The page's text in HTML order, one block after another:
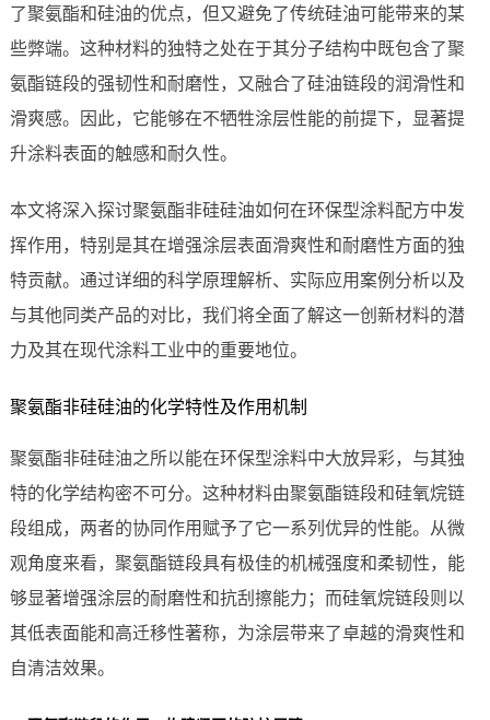
了聚氨酯和硅油的优点，但又避免了传统硅油可能带来的某
些弊端。这种材料的独特之处在于其分子结构中既包含了聚
氨酯链段的强韧性和耐磨性，又融合了硅油链段的润滑性和
滑爽感。因此，它能够在不牺牲涂层性能的前提下，显著提
升涂料表面的触感和耐久性。
本文将深入探讨聚氨酯非硅硅油如何在环保型涂料配方中发
挥作用，特别是其在增强涂层表面滑爽性和耐磨性方面的独
特贡献。通过详细的科学原理解析、实际应用案例分析以及
与其他同类产品的对比，我们将全面了解这一创新材料的潜
力及其在现代涂料工业中的重要地位。
聚氨酯非硅硅油的化学特性及作用机制
聚氨酯非硅硅油之所以能在环保型涂料中大放异彩，与其独
特的化学结构密不可分。这种材料由聚氨酯链段和硅氧烷链
段组成，两者的协同作用赋予了它一系列优异的性能。从微
观角度来看，聚氨酯链段具有极佳的机械强度和柔韧性，能
够显著增强涂层的耐磨性和抗刮擦能力；而硅氧烷链段则以
其低表面能和高迁移性著称，为涂层带来了卓越的滑爽性和
自清洁效果。